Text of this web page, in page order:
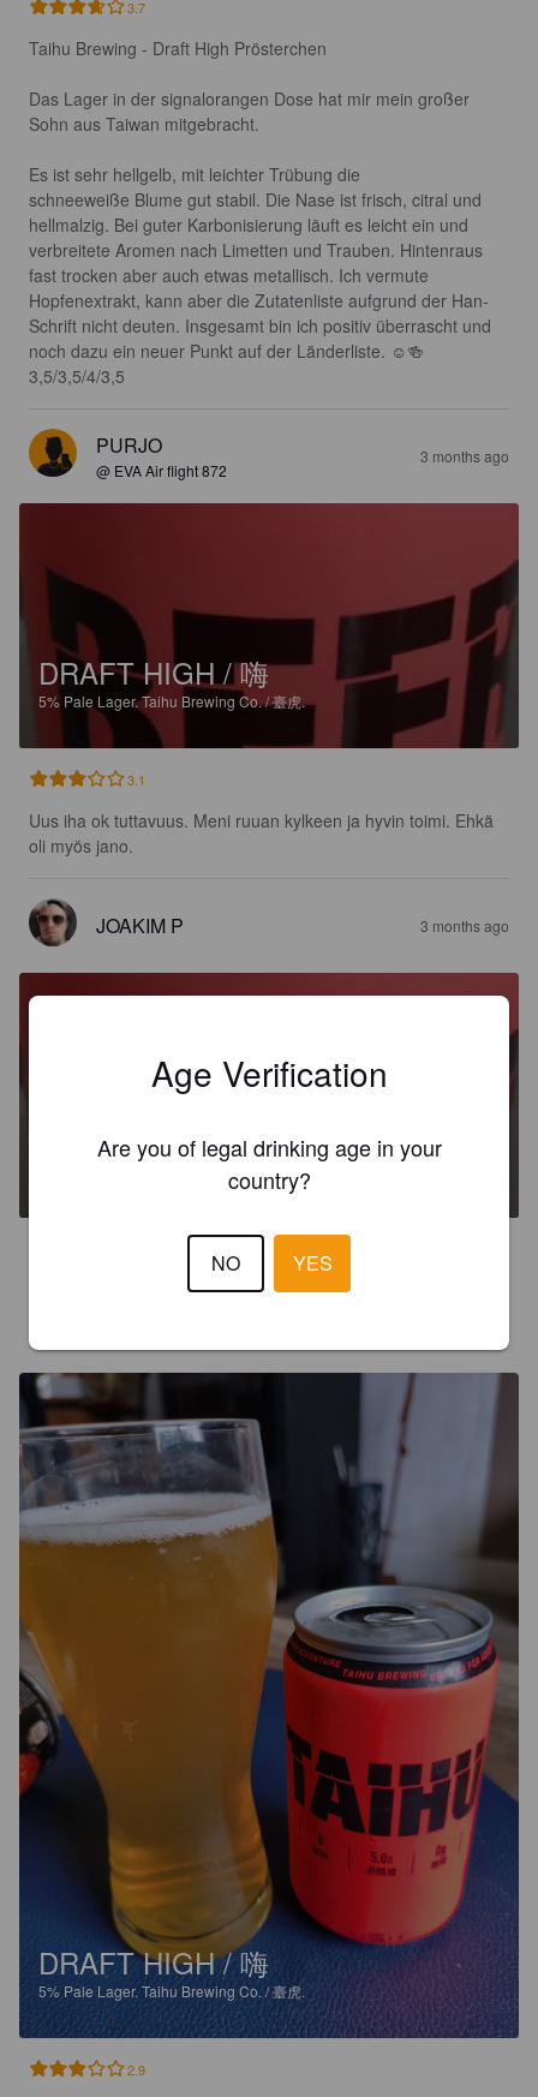
3.7
Taihu Brewing - Draft High Prösterchen
Das Lager in der signalorangen Dose hat mir mein großer
Sohn aus Taiwan mitgebracht.
Es ist sehr hellgelb, mit leichter Trübung die
schneeweiße Blume gut stabil. Die Nase ist frisch, citral und
hellmalzig. Bei guter Karbonisierung läuft es leicht ein und
verbreitete Aromen nach Limetten und Trauben. Hintenraus
fast trocken aber auch etwas metallisch. Ich vermute
Hopfenextrakt, kann aber die Zutatenliste aufgrund der Han-
Schrift nicht deuten. Insgesamt bin ich positiv überrascht und
noch dazu ein neuer Punkt auf der Länderliste. ☺️🍻
3,5/3,5/4/3,5
PURJO
@ EVA Air flight 872
3 months ago
DRAFT HIGH / 嗨
5% Pale Lager.Taihu Brewing Co. / 臺虎.
3.1
Uus iha ok tuttavuus. Meni ruuan kylkeen ja hyvin toimi. Ehkä
oli myös jano.
JOAKIM P 3 months ago
DRAFT HIGH / 嗨
Taihu Brewing Co. / 臺虎.
DRAFT HIGH / 嗨
5% Pale Lager. Taihu Brewing Co. / 臺虎.
2.9
Age Verification
Are you of legal drinking age in your
country?
NO YES